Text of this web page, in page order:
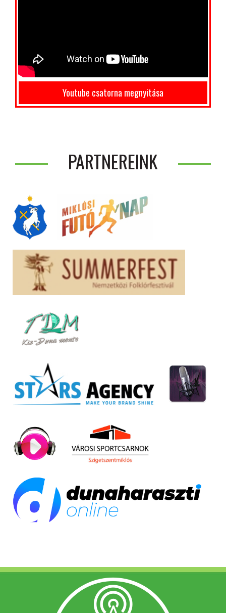
Youtube csatorna megnyitása
PARTNEREINK